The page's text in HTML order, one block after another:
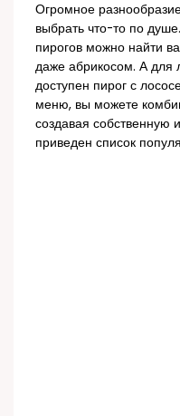
Огромное
выбрать что-то по
пирогов можно найти
даже абрикосом. А для
доступен пирог с
меню, вы можете
создавая собственную
приведен список